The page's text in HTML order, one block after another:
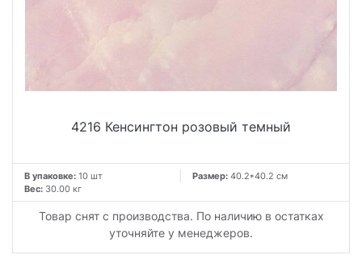
4216 Кенсингтон розовый темный
В упаковке: 10 шт Размер: 40.2*40.2 см
Вес: 30.00 кг
Товар снят с производства. По наличию в остатках
уточняйте у менеджеров.